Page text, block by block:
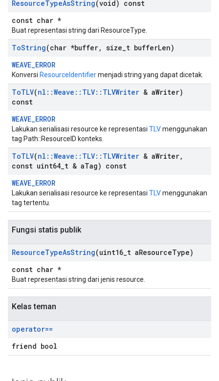
ResourceTypeAsString(void) const
const char *
Buat representasi string dari ResourceType.
ToString(char *buffer, size t bufferLen)
WEAVE_ERROR
Konversi ResourceIdentifiermenjadi string yang dapat dicetak.
ToTLV(nl ::Weave :: TLV:: TLVWriter & aWriter)
const
WEAVE_ERROR
Lakukan serialisasi resource ke representasi TLVmenggunakan
tag Path::ResourceID konteks.
ToTLV(nl ::Weave :: TLV:: TLVWriter & aWriter,
const uint64 t & aTag) const
WEAVE_ERROR
Lakukan serialisasi resource ke representasi TLVmenggunakan
tag tertentu.
Fungsi statis publik
ResourceTypeAsString(uint16 t aResourceType)
const char *
Buat representasi string dari jenis resource.
Kelas teman
operator==
friend bool